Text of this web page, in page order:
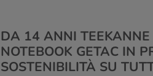
DA 14 ANNI
NOTEBOOK GETAC IN
SOSTENIBILITÀ SU